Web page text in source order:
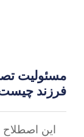
مسئولیت
فرزند
این اصطلاح